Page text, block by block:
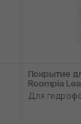
Покрытие
Roompia
Для